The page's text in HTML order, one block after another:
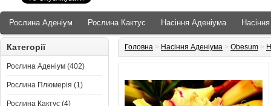
Рослина Аденіум Рослина Кактус Насіння Аденіума
Категорії
Рослина Аденіум (402)
Рослина Плюмерія (1)
Рослина Кактус (4)
Головна > Насіння Аденіума > Obesum >